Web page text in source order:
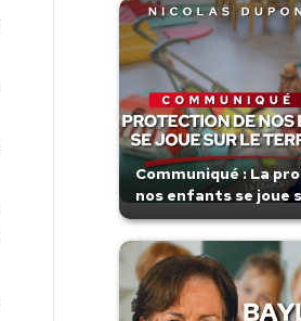
Communiqué : La
nos enfants se joue